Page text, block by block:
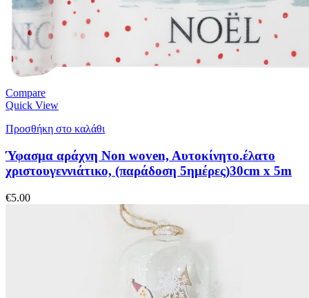
Compare
Quick View
Προσθήκη στο καλάθι
Ύφασμα αράχνη Non woven, Aυτοκίνητο.έλατο
χριστουγεννιάτικο, (παράδοση 5ημέρες)30cm x 5m
€5.00